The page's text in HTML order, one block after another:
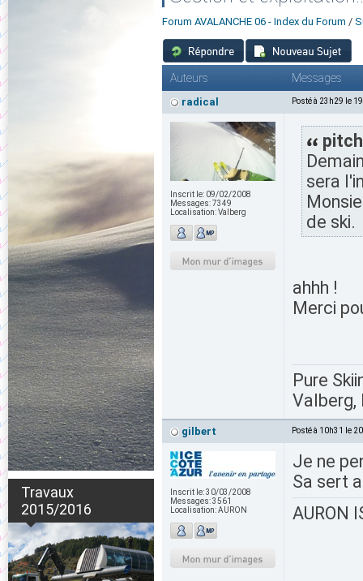
Travaux
2015/2016
Forum AVALANCHE 06 - Index du Forum /
Auteurs Messages
radical Posté à 23h29 le
Inscrit le: 09/02/2008
Messages:7349
Localisation:Valberg
sera
de ski.
ahhh !
Merci
Pure
Valberg,
gilbert Posté à 10h31 le
Inscrit le:30/03/2008
Messages:3561
Localisation:AURON
Je ne
Sa sert
AURON